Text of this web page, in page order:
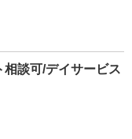
相談可/デイサービス